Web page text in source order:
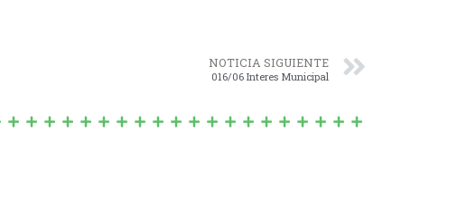
NOTICIA SIGUIENTE
016/06 Interes Municipal